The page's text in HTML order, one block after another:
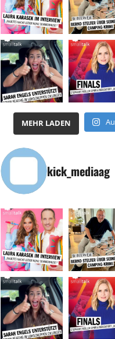
MEHR LADEN
kick_mediaag